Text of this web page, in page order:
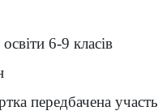
6-9 класів
передбачена